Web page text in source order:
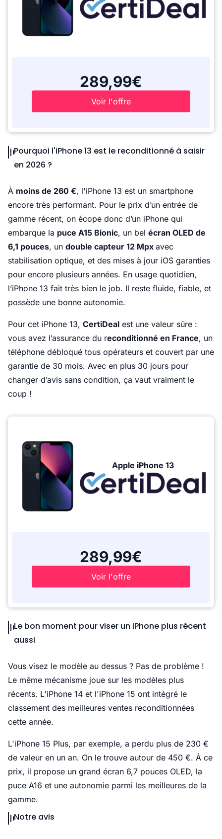
289,99€
Voir l'offre
Pourquoi l'iPhone 13 est le reconditionné à saisir
en 2026 ?
À moins de 260 €, l'iPhone 13 est un smartphone
encore très performant. Pour le prix d’un entrée de
gamme récent, on écope donc d’un iPhone qui
embarque la puce A15 Bionic, un bel écran OLED de
6,1 pouces, un double capteur 12 Mpx avec
stabilisation optique, et des mises à jour iOS garanties
pour encore plusieurs années. En usage quotidien,
l’iPhone 13 fait très bien le job. Il reste fluide, fiable, et
possède une bonne autonomie.
Pour cet iPhone 13, CertiDeal est une valeur sûre :
vous avez l’assurance du reconditionné en France, un
téléphone débloqué tous opérateurs et couvert par une
garantie de 30 mois. Avec en plus 30 jours pour
changer d’avis sans condition, ça vaut vraiment le
coup !
Apple iPhone 13
289,99€
Voir l'offre
Le bon moment pour viser un iPhone plus récent
aussi
Vous visez le modèle au dessus ? Pas de problème !
Le même mécanisme joue sur les modèles plus
récents. L'iPhone 14 et l'iPhone 15 ont intégré le
classement des meilleures ventes reconditionnées
cette année.
L'iPhone 15 Plus, par exemple, a perdu plus de 230 €
de valeur en un an. On le trouve autour de 450 €. À ce
prix, il propose un grand écran 6,7 pouces OLED, la
puce A16 et une autonomie parmi les meilleures de la
gamme.
Notre avis